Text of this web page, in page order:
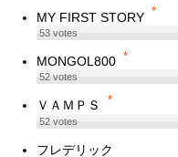
MY FIRST STORY *
53votes
MONGOL800 *
52votes
ＶＡＭＰＳ *
52votes
フレデリック